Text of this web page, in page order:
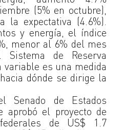
(5% en octubre),
la expectativa (4.6%).
y energía, el índice
menor al 6% del mes
Sistema de Reserva
variable es una medida
dónde se dirige la
Senado de Estados
aprobó el proyecto de
de US$ 1.7